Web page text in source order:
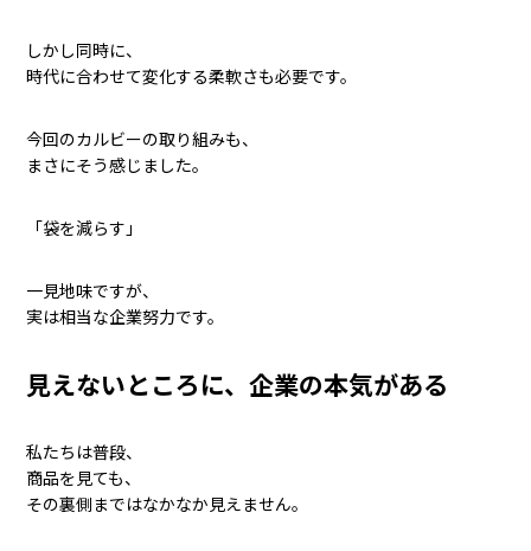
しかし同時に、
時代に合わせて変化する柔軟さも必要です。
今回のカルビーの取り組みも、
まさにそう感じました。
「袋を減らす」
一見地味ですが、
実は相当な企業努力です。
見えないところに、企業の本気がある
私たちは普段、
商品を見ても、
その裏側まではなかなか見えません。